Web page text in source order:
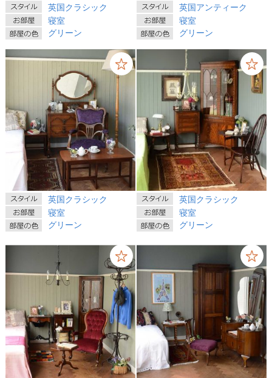
英国クラシック
寝室
グリーン
英国アンティーク
寝室
グリーン
英国クラシック
寝室
グリーン
英国クラシック
寝室
グリーン